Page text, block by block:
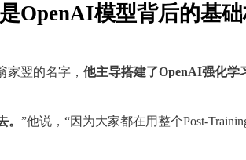
OpenAI模型背后的基
翌的名字， 他主导搭建了OpenAI强化学
。 ”他说，“因为大家都在用整个Post-